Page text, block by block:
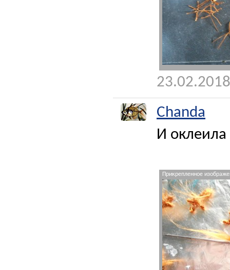
Chanda
И
Прикрепленное